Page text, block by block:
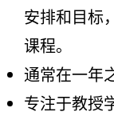
安排和目标
课程。
通常在一年
专注于教授